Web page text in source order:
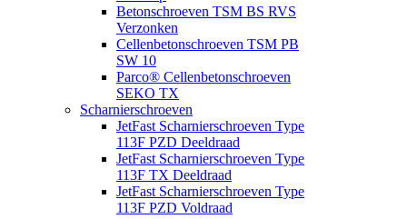
Betonschroeven TSM BS RVS
Verzonken
Cellenbetonschroeven TSM PB
SW 10
Parco® Cellenbetonschroeven
SEKO TX
Scharnierschroeven
JetFast Scharnierschroeven Type
113F PZD Deeldraad
JetFast Scharnierschroeven Type
113F TX Deeldraad
JetFast Scharnierschroeven Type
113F PZD Voldraad